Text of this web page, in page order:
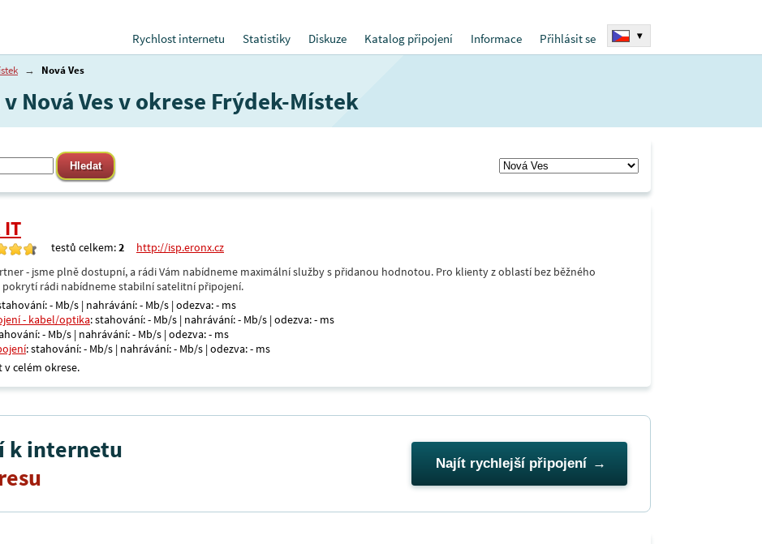
Rychlost internetu
Statistiky Diskuze Katalog připojení Informace Přihlásit se ▾
→ Nová Ves
Nová Ves v okrese Frýdek-Místek
IT
testů celkem:2
http://isp.eronx.cz
- jsme plně dostupní, a rádi Vám nabídneme maximální služby s přidanou hodnotou. Pro klienty z oblastí bez běžného
rádi nabídneme stabilní satelitní připojení.
- Mb/s | nahrávání: - Mb/s | odezva: - ms
- kabel/optika: stahování: - Mb/s | nahrávání: - Mb/s | odezva: - ms
- Mb/s | nahrávání: - Mb/s | odezva: - ms
: stahování: - Mb/s | nahrávání: - Mb/s | odezva: - ms
celém okrese.
k internetu
Najít rychlejší připojení